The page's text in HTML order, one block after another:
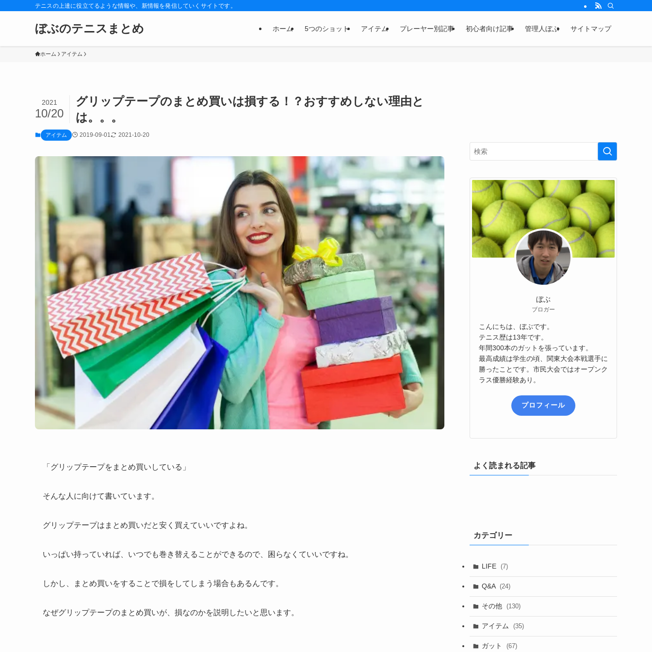
テニスの上達に役立てるような情報や、新情報を発信していくサイトです。
ぼぶのテニスまとめ ホーム 5つのショット アイテム プレーヤー別記事 初心者向け記事 管理人ぼぶ サイトマップ
ホーム アイテム
グリップテープのまとめ買いは損する！？おすすめしない理由と
は。。。
2021
10/20
アイテム 2019-09-01 2021-10-20
「グリップテープをまとめ買いしている」
そんな人に向けて書いています。
グリップテープはまとめ買いだと安く買えていいですよね。
いっぱい持っていれば、いつでも巻き替えることができるので、困らなくていいですね。
しかし、まとめ買いをすることで損をしてしまう場合もあるんです。
なぜグリップテープのまとめ買いが、損なのかを説明したいと思います。
ぼぶ
ブロガー
こんにちは、ぼぶです。
テニス歴は13年です。
年間300本のガットを張っています。
最高成績は学生の頃、関東大会本戦選手に
勝ったことです。市民大会ではオープンク
ラス優勝経験あり。
プロフィール
よく読まれる記事
カテゴリー
LIFE (7)
Q&A (24)
その他 (130)
アイテム (35)
ガット (67)